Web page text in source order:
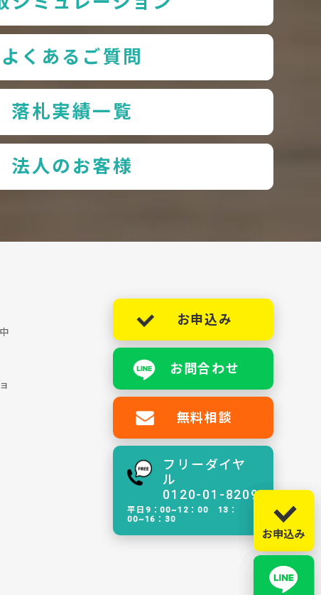
よくあるご質問
落札実績一覧
法人のお客様
お申込み
お問合わせ
無料相談
フリーダイヤ
ル
0120-01-8209
平日9：00~12：00 13：
00~16：30